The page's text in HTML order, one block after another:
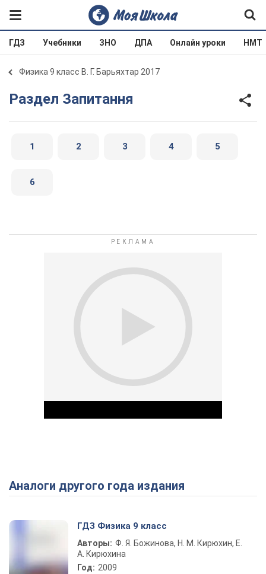
ГДЗ Учебники ЗНО ДПА Онлайн уроки НМТ
Физика 9 класс В. Г. Барьяхтар 2017
Раздел Запитання
1 2 3 4 5
6
Play Video
Аналоги другого года издания
ГДЗ Физика 9 класс
Авторы: Ф. Я. Божинова, Н. М. Кирюхин, Е.
А. Кирюхина
Год: 2009